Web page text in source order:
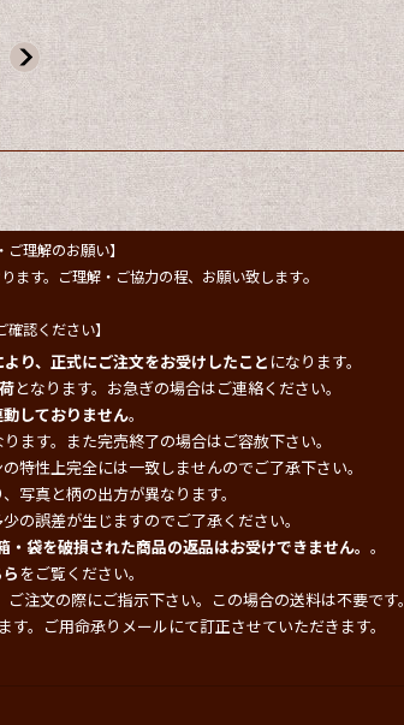
理解のお願い】
ます。ご理解・ご協力の程、お願い致します。
確認ください】
より、正式にご注文をお受けしたこと になります。
となります。お急ぎの場合はご連絡ください。
しておりません。
ます。また完売終了の場合はご容赦下さい。
特性上完全には一致しませんのでご了承下さい。
写真と柄の出方が異なります。
の誤差が生じますのでご了承ください。
袋を破損された商品の返品はお受けできません。 。
をご覧ください。
注文の際にご指示下さい。この場合の送料は不要です。
。ご用命承りメールにて訂正させていただきます。